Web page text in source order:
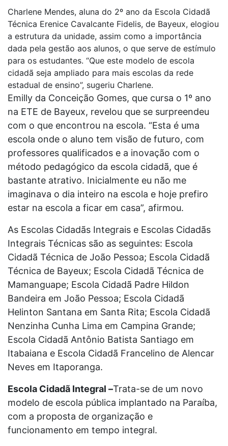
Charlene Mendes, aluna do 2º ano da Escola Cidadã
Técnica Erenice Cavalcante Fidelis, de Bayeux, elogiou
a estrutura da unidade, assim como a importância
dada pela gestão aos alunos, o que serve de estímulo
para os estudantes. “Que este modelo de escola
cidadã seja ampliado para mais escolas da rede
estadual de ensino”, sugeriu Charlene.
Emilly da Conceição Gomes, que cursa o 1º ano
na ETE de Bayeux, revelou que se surpreendeu
com o que encontrou na escola. “Esta é uma
escola onde o aluno tem visão de futuro, com
professores qualificados e a inovação com o
método pedagógico da escola cidadã, que é
bastante atrativo. Inicialmente eu não me
imaginava o dia inteiro na escola e hoje prefiro
estar na escola a ficar em casa”, afirmou.
As Escolas Cidadãs Integrais e Escolas Cidadãs
Integrais Técnicas são as seguintes: Escola
Cidadã Técnica de João Pessoa; Escola Cidadã
Técnica de Bayeux; Escola Cidadã Técnica de
Mamanguape; Escola Cidadã Padre Hildon
Bandeira em João Pessoa; Escola Cidadã
Helinton Santana em Santa Rita; Escola Cidadã
Nenzinha Cunha Lima em Campina Grande;
Escola Cidadã Antônio Batista Santiago em
Itabaiana e Escola Cidadã Francelino de Alencar
Neves em Itaporanga.
Escola Cidadã Integral –Trata-se de um novo
modelo de escola pública implantado na Paraíba,
com a proposta de organização e
funcionamento em tempo integral.